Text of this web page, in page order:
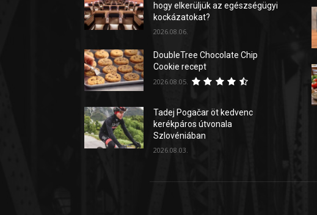
hogy elkerüljük az egészségügyi
kockázatokat?
2026.08.06.
DoubleTree Chocolate Chip
Cookie recept
2026.08.05.
Tadej Pogačar öt kedvenc
kerékpáros útvonala
Szlovéniában
2026.08.03.